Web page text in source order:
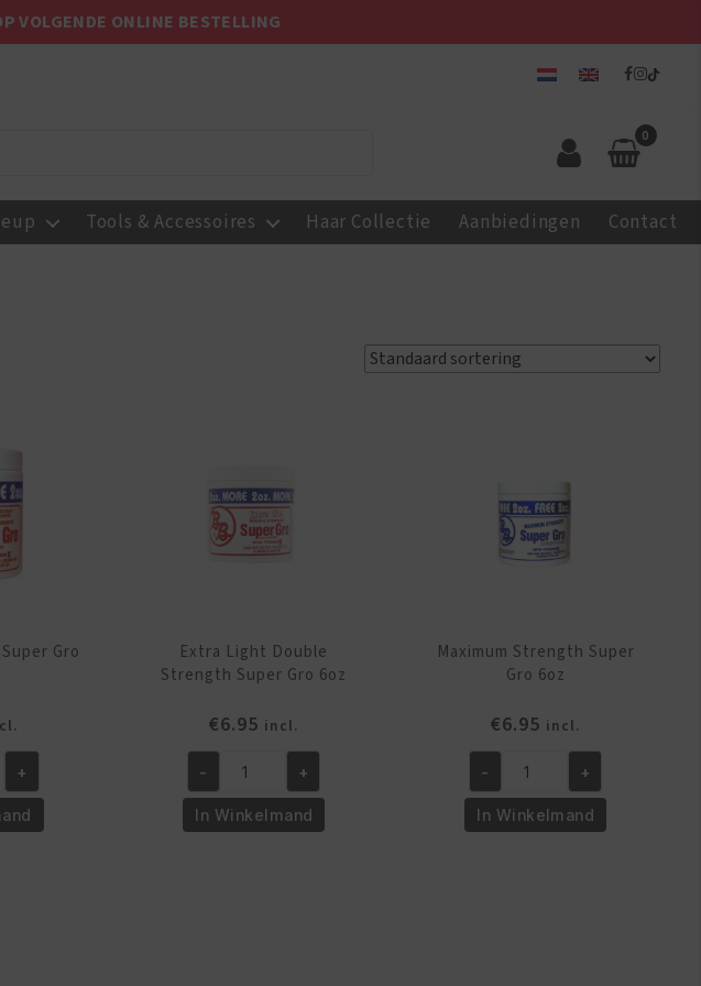
VOLGENDE ONLINE BESTELLING
0
Tools & Accessoires Haar Collectie Aanbiedingen Contact
Gro
+
Extra Light Double
Strength Super Gro 6oz
€6.95 incl.
Light
Double
- +
In Winkelmand
Maximum Strength Super
Gro 6oz
€6.95 incl.
Maximum
Strength
Super
- +
In Winkelmand